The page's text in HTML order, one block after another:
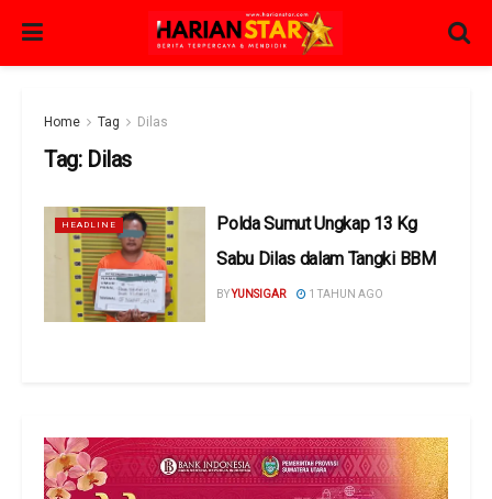
Home Tag Dilas
Tag: Dilas
HEADLINE
Polda Sumut Ungkap 13 Kg
Sabu Dilas dalam Tangki BBM
BYYUNSIGAR 1 TAHUN AGO